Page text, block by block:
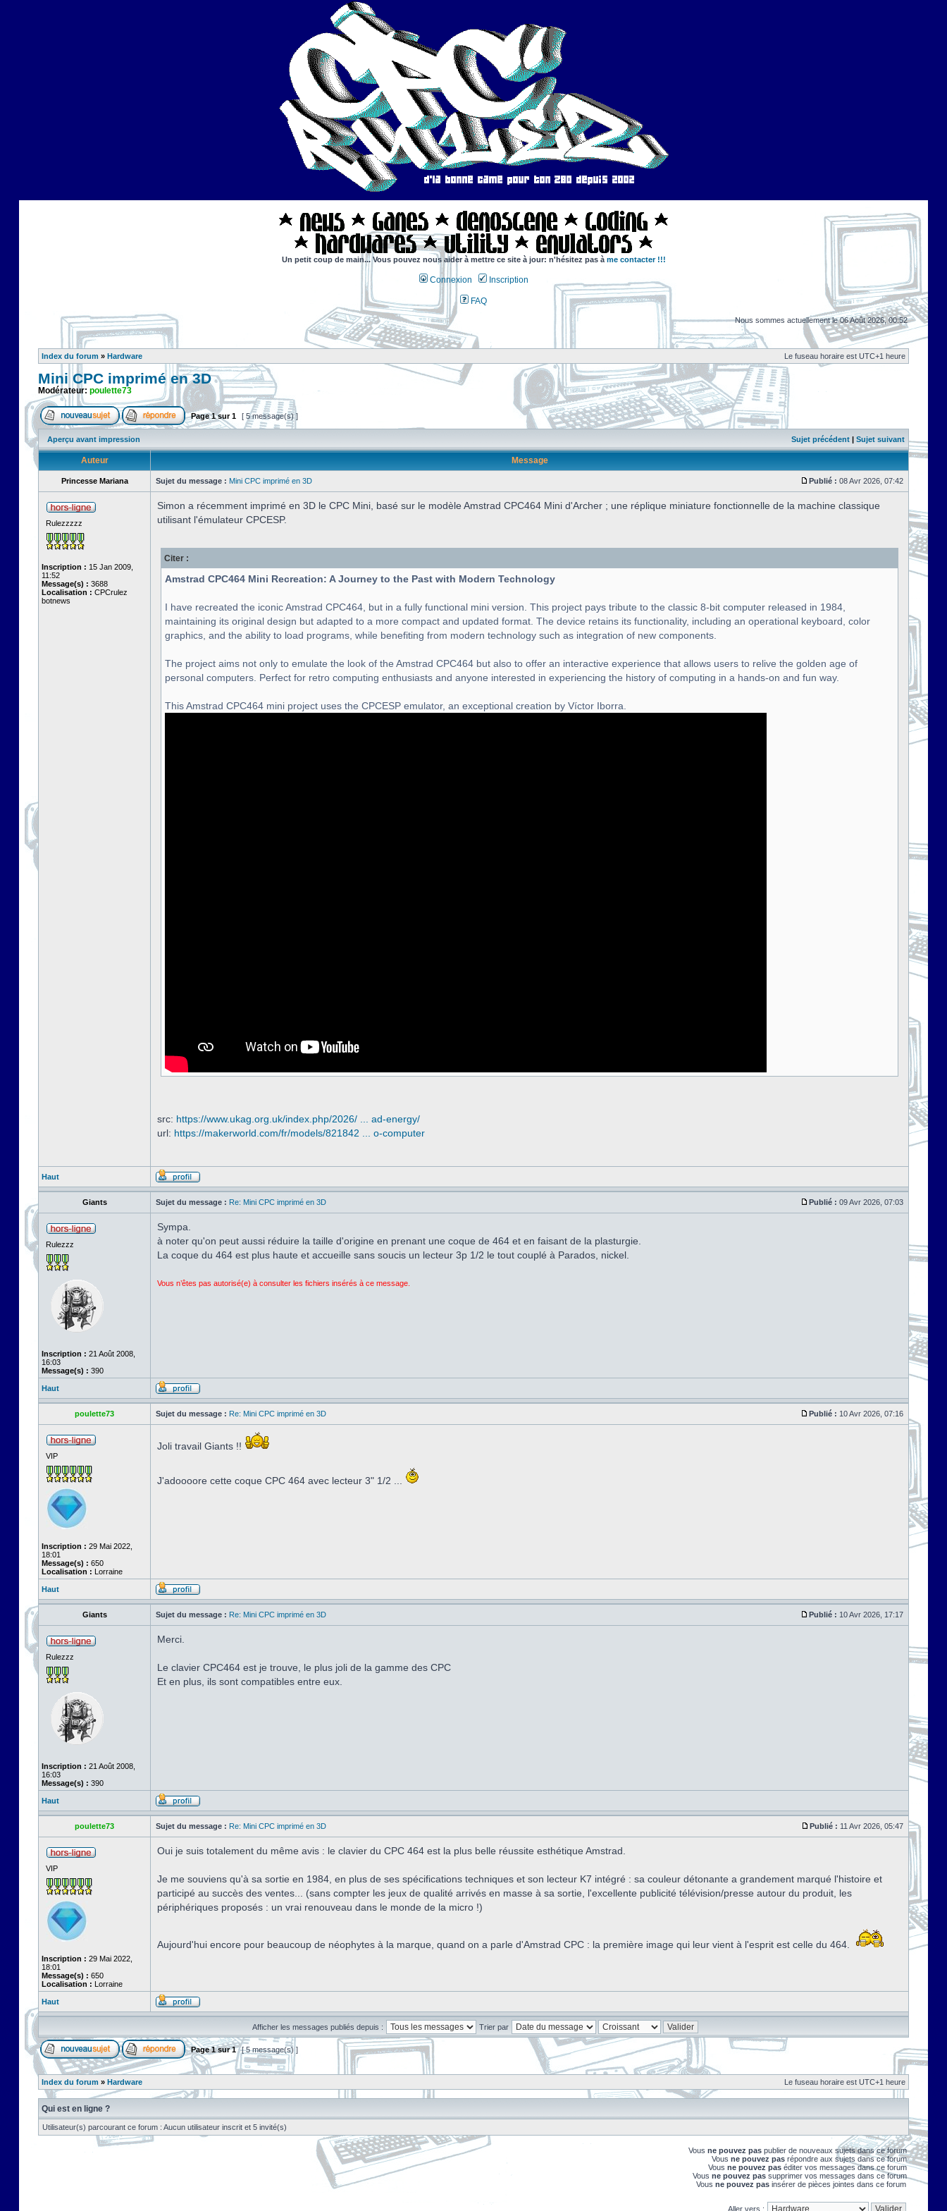
Un petit coup de main... Vous pouvez nous aider à mettre ce site à jour: n'hésitez pas à me contacter !!!
Connexion Inscription
FAQ
Nous sommes actuellement le 06 Août 2026, 00:52
Index du forum » Hardware Le fuseau horaire est UTC+1 heure
Mini CPC imprimé en 3D
Modérateur: poulette73
Page1sur1 [ 5 message(s) ]
Aperçu avant impression Sujet précédent | Sujet suivant
Auteur Message
Princesse Mariana Sujet du message : Mini CPC imprimé en 3D Publié : 08 Avr 2026, 07:42
Rulezzzzz
Inscription : 15 Jan 2009,
11:52
Message(s) : 3688
Localisation : CPCrulez
botnews
Simon a récemment imprimé en 3D le CPC Mini, basé sur le modèle Amstrad CPC464 Mini d'Archer ; une réplique miniature fonctionnelle de la machine classique
utilisant l'émulateur CPCESP.
Citer :
Amstrad CPC464 Mini Recreation: A Journey to the Past with Modern Technology
I have recreated the iconic Amstrad CPC464, but in a fully functional mini version. This project pays tribute to the classic 8-bit computer released in 1984,
maintaining its original design but adapted to a more compact and updated format. The device retains its functionality, including an operational keyboard, color
graphics, and the ability to load programs, while benefiting from modern technology such as integration of new components.
The project aims not only to emulate the look of the Amstrad CPC464 but also to offer an interactive experience that allows users to relive the golden age of
personal computers. Perfect for retro computing enthusiasts and anyone interested in experiencing the history of computing in a hands-on and fun way.
This Amstrad CPC464 mini project uses the CPCESP emulator, an exceptional creation by Víctor Iborra.
src: https://www.ukag.org.uk/index.php/2026/ ... ad-energy/
url: https://makerworld.com/fr/models/821842 ... o-computer
Haut
Giants Sujet du message : Re: Mini CPC imprimé en 3D Publié : 09 Avr 2026, 07:03
Rulezzz
Inscription : 21 Août 2008,
16:03
Message(s) : 390
Sympa.
à noter qu'on peut aussi réduire la taille d'origine en prenant une coque de 464 et en faisant de la plasturgie.
La coque du 464 est plus haute et accueille sans soucis un lecteur 3p 1/2 le tout couplé à Parados, nickel.
Vous n’êtes pas autorisé(e) à consulter les fichiers insérés à ce message.
Haut
poulette73 Sujet du message : Re: Mini CPC imprimé en 3D Publié : 10 Avr 2026, 07:16
VIP
Inscription : 29 Mai 2022,
18:01
Message(s) : 650
Localisation : Lorraine
Joli travail Giants !!
J'adoooore cette coque CPC 464 avec lecteur 3" 1/2 ...
Haut
Giants Sujet du message : Re: Mini CPC imprimé en 3D Publié : 10 Avr 2026, 17:17
Rulezzz
Inscription : 21 Août 2008,
16:03
Message(s) : 390
Merci.
Le clavier CPC464 est je trouve, le plus joli de la gamme des CPC
Et en plus, ils sont compatibles entre eux.
Haut
poulette73 Sujet du message : Re: Mini CPC imprimé en 3D Publié : 11 Avr 2026, 05:47
VIP
Inscription : 29 Mai 2022,
18:01
Message(s) : 650
Localisation : Lorraine
Oui je suis totalement du même avis : le clavier du CPC 464 est la plus belle réussite esthétique Amstrad.
Je me souviens qu'à sa sortie en 1984, en plus de ses spécifications techniques et son lecteur K7 intégré : sa couleur détonante a grandement marqué l'histoire et
participé au succès des ventes... (sans compter les jeux de qualité arrivés en masse à sa sortie, l'excellente publicité télévision/presse autour du produit, les
périphériques proposés : un vrai renouveau dans le monde de la micro !)
Aujourd'hui encore pour beaucoup de néophytes à la marque, quand on a parle d'Amstrad CPC : la première image qui leur vient à l'esprit est celle du 464.
Haut
Afficher les messages publiés depuis : Trier par
Page1sur1 [ 5 message(s) ]
Index du forum » Hardware Le fuseau horaire est UTC+1 heure
Qui est en ligne ?
Utilisateur(s) parcourant ce forum : Aucun utilisateur inscrit et 5 invité(s)
Vous ne pouvez pas publier de nouveaux sujets dans ce forum
Vous ne pouvez pas répondre aux sujets dans ce forum
Vous ne pouvez pas éditer vos messages dans ce forum
Vous ne pouvez pas supprimer vos messages dans ce forum
Vous ne pouvez pas insérer de pièces jointes dans ce forum
Aller vers :